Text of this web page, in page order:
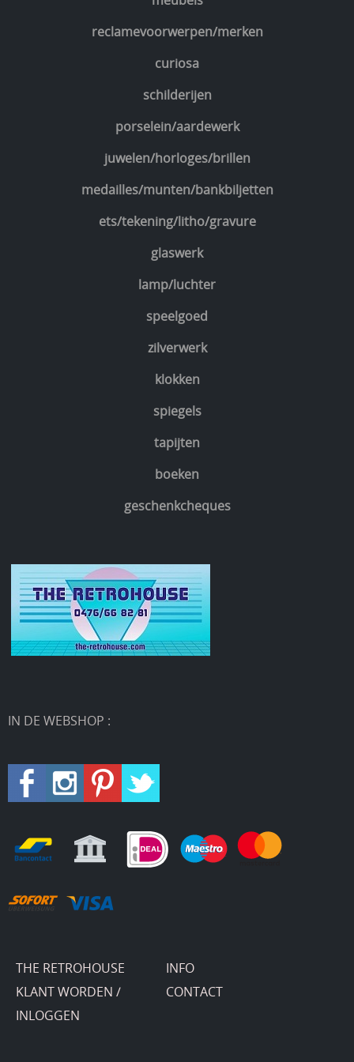
reclamevoorwerpen/merken
curiosa
schilderijen
porselein/aardewerk
juwelen/horloges/brillen
medailles/munten/bankbiljetten
ets/tekening/litho/gravure
glaswerk
lamp/luchter
speelgoed
zilverwerk
klokken
spiegels
tapijten
boeken
geschenkcheques
IN DE WEBSHOP :
THE RETROHOUSE
INFO
KLANT WORDEN /
INLOGGEN
CONTACT